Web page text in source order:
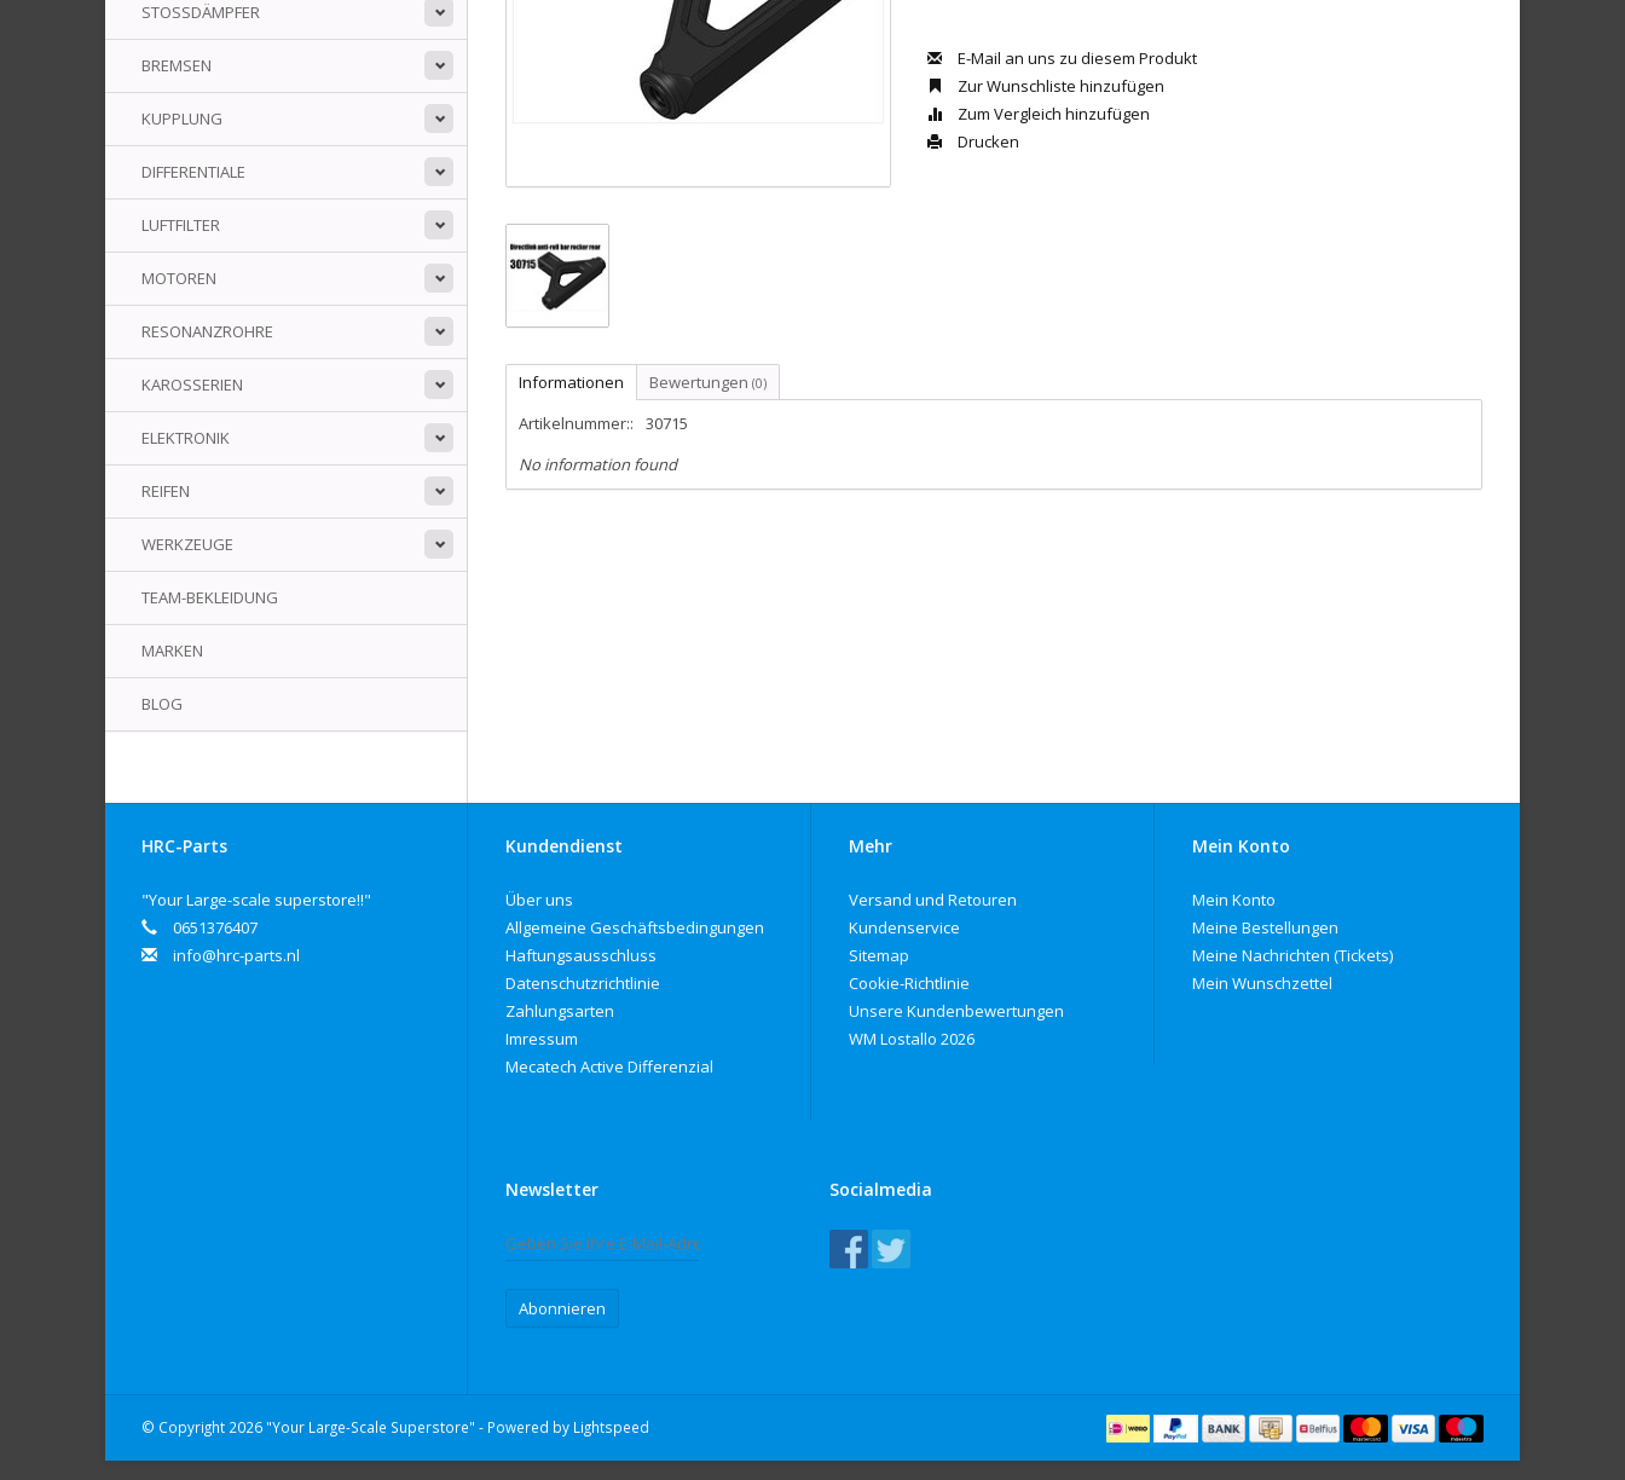
STOSSDÄMPFER
BREMSEN
KUPPLUNG
DIFFERENTIALE
LUFTFILTER
MOTOREN
RESONANZROHRE
KAROSSERIEN
ELEKTRONIK
REIFEN
WERKZEUGE
TEAM-BEKLEIDUNG
MARKEN
BLOG
E-Mail an uns zu diesem Produkt
Zur Wunschliste hinzufügen
Zum Vergleich hinzufügen
Drucken
Informationen Bewertungen (0)
Artikelnummer::
30715
No information found
HRC-Parts
"Your Large-scale superstore!!"
0651376407
info@hrc-parts.nl
Kundendienst
Über uns
Allgemeine Geschäftsbedingungen
Haftungsausschluss
Datenschutzrichtlinie
Zahlungsarten
Imressum
Mecatech Active Differenzial
Mehr
Versand und Retouren
Kundenservice
Sitemap
Cookie-Richtlinie
Unsere Kundenbewertungen
WM Lostallo 2026
Mein Konto
Mein Konto
Meine Bestellungen
Meine Nachrichten (Tickets)
Mein Wunschzettel
Newsletter
Abonnieren
Socialmedia
© Copyright 2026 "Your Large-Scale Superstore" - Powered by Lightspeed